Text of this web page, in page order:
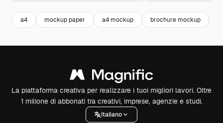
a4 mockup paper a4 mockup brochure mockup
La piattaforma creativa per realizzare i tuoi migliori lavori. Oltre
1 milione di abbonati tra creativi, imprese, agenzie e studi.
Italiano